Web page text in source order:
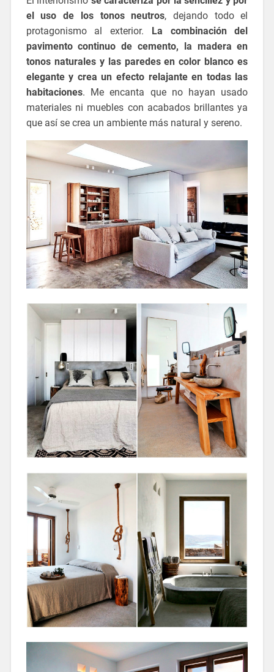
el uso de los tonos neutros, dejando todo el
protagonismo al exterior. La combinación del
pavimento continuo de cemento, la madera en
tonos naturales y las paredes en color blanco es
elegante y crea un efecto relajante en todas las
habitaciones. Me encanta que no hayan usado
materiales ni muebles con acabados brillantes ya
que así se crea un ambiente más natural y sereno.